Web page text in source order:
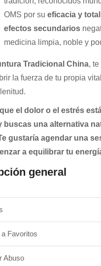
OMS por su eficacia y
efectos secundarios
medicina limpia, noble y
Tradicional China,
la fuerza de tu propia
el dolor o el estrés
buscas una alternativa
gustaría agendar una
a equilibrar tu
general
Favoritos
Abuso